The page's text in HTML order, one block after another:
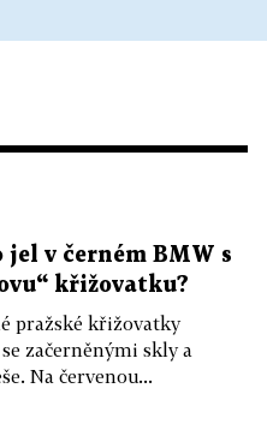
jel v černém BMW s
křižovatku?
pražské křižovatky
začerněnými skly a
Na červenou...